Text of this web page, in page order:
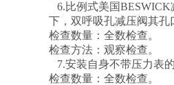
6.比例式美国
下，双呼吸孔减压阀其孔
检查数量：全数检查。
检查方法：观察检查。
7.安装自身不带压力表
检查数量：全数检查。